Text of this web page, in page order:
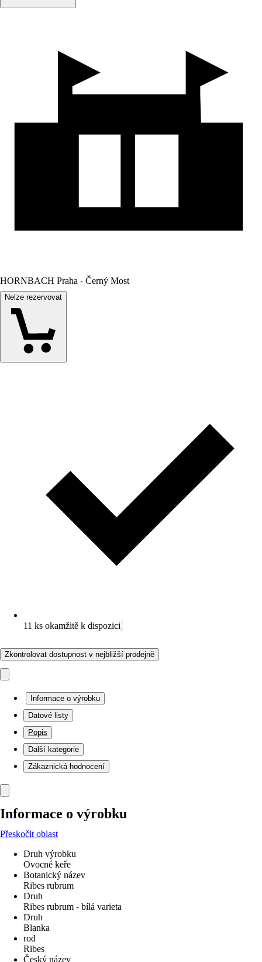
HORNBACH Praha - Černý Most
Nelze rezervovat
11 ks okamžitě k dispozici
Zkontrolovat dostupnost v nejbližší prodejně
Informace o výrobku
Datové listy
Popis
Další kategorie
Zákaznická hodnocení
Informace o výrobku
Přeskočit oblast
Druh výrobku
Ovocné keře
Botanický název
Ribes rubrum
Druh
Ribes rubrum - bílá varieta
Druh
Blanka
rod
Ribes
Český název